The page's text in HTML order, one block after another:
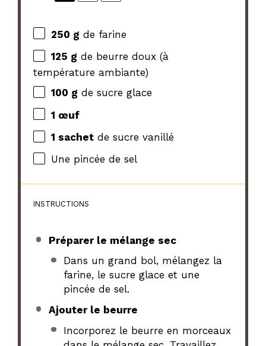
250 g de farine
125 g de beurre doux (à
température ambiante)
100 g de sucre glace
1 œuf
1 sachet de sucre vanillé
Une pincée de sel
INSTRUCTIONS
Préparer le mélange sec
Dans un grand bol, mélangez la
farine, le sucre glace et une
pincée de sel.
Ajouter le beurre
Incorporez le beurre en morceaux